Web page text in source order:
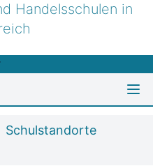
Handelsschulen in
Schulstandorte